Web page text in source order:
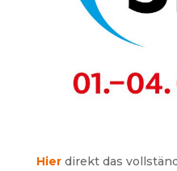
Hierdirekt das